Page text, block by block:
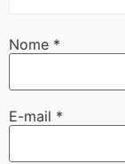
Nome *
E-mail *